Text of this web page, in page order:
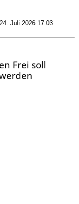
Juli 2026 17:03
Frei soll